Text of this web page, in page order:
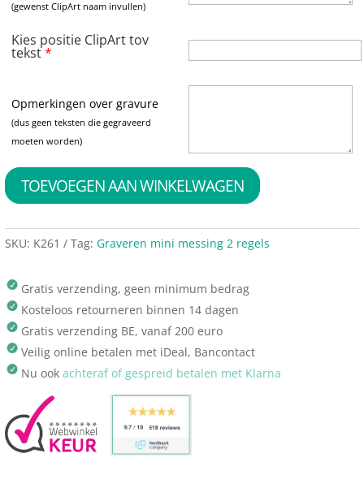
(gewenst ClipArt naam invullen)
Kies positie ClipArt tov
tekst*
Opmerkingen over gravure
(dus geen teksten die gegraveerd
moeten worden)
TOEVOEGEN AAN WINKELWAGEN
SKU: K261 Tag: Graveren mini messing 2 regels
Gratis verzending, geen minimum bedrag
Kosteloos retourneren binnen 14 dagen
Gratis verzending BE, vanaf 200 euro
Veilig online betalen met iDeal, Bancontact
Nu ook achteraf of gespreid betalen met Klarna